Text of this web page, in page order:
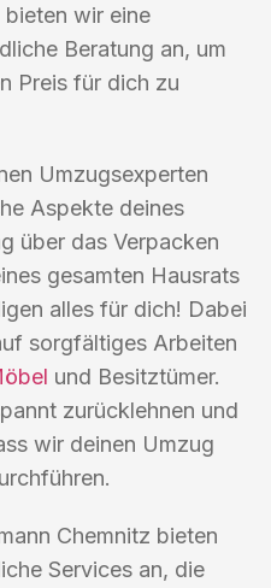
wir eine
Beratung an, um
Preis für dich zu
Umzugsexperten
Aspekte deines
über das Verpacken
gesamten Hausrats
alles für dich! Dabei
sorgfältiges Arbeiten
und Besitztümer.
zurücklehnen und
wir deinen Umzug
Chemnitz bieten
Services an, die